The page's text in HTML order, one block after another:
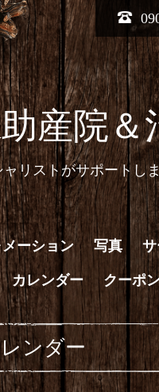
産院＆
リストがサポートし
ーション 写真
カレンダー クーポ
ンダー